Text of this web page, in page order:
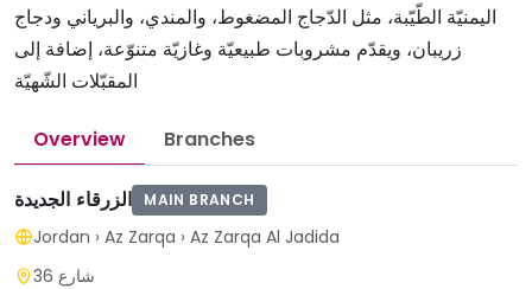
اليمنيّة الطّيّبة، مثل الدّجاج المضغوط، والمندي، والبرياني ودجاج
زريبان، ويقدّم مشروبات طبيعيّة وغازيّة متنوّعة، إضافة إلى
المقبّلات الشّهيّة
Overview Branches
الزرقاء الجديدة MAIN BRANCH
Jordan › Az Zarqa › Az Zarqa Al Jadida
شارع 36